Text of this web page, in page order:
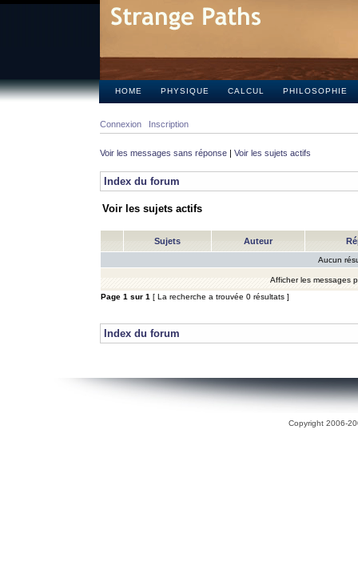
HOME PHYSIQUE CALCUL PHILOSOPHIE
Connexion Inscription
Voir les messages sans réponse | Voir les sujets actifs
Index du forum
Voir les sujets actifs
Sujets Auteur
Aucun
Afficher les messages
Page 1 sur 1 [ La recherche a trouvée 0 résultats ]
Index du forum
Copyright 2006-